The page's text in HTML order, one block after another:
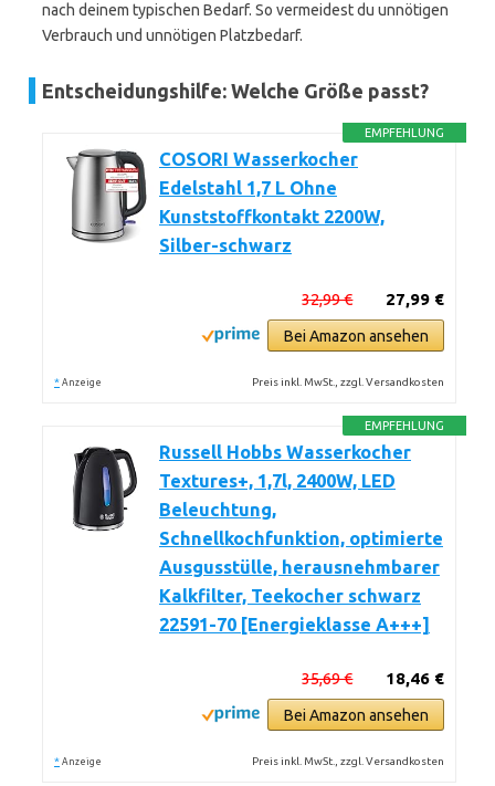
nach deinem typischen Bedarf. So vermeidest du unnötigen
Verbrauch und unnötigen Platzbedarf.
Entscheidungshilfe: Welche Größe passt?
EMPFEHLUNG
COSORI Wasserkocher
Edelstahl 1,7 L Ohne
Kunststoffkontakt 2200W,
Silber-schwarz
27,99 €
32,99 €
Bei Amazon ansehen
* Anzeige Preis inkl. MwSt., zzgl. Versandkosten
EMPFEHLUNG
Russell Hobbs Wasserkocher
Textures+, 1,7l, 2400W, LED
Beleuchtung,
Schnellkochfunktion, optimierte
Ausgusstülle, herausnehmbarer
Kalkfilter, Teekocher schwarz
22591-70 [Energieklasse A+++]
18,46 €
35,69 €
Bei Amazon ansehen
* Anzeige Preis inkl. MwSt., zzgl. Versandkosten